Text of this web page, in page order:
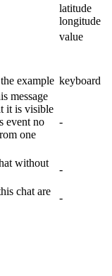
latitude
longitude
value
example keyboard
message
it is visible
event no
one
-
without
-
chat are
-